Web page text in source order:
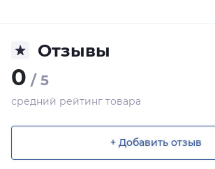
Отзывы
0 / 5
средний рейтинг товара
+ Добавить отзыв